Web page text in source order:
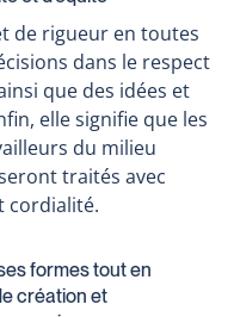
de rigueur en toutes
dans le respect
que des idées et
elle signifie que les
du milieu
traités avec
cordialité.
formes tout en
création et